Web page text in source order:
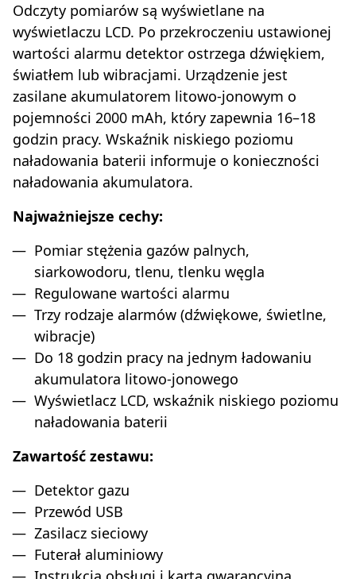
Odczyty pomiarów są wyświetlane na
wyświetlaczu LCD. Po przekroczeniu ustawionej
wartości alarmu detektor ostrzega dźwiękiem,
światłem lub wibracjami. Urządzenie jest
zasilane akumulatorem litowo-jonowym o
pojemności 2000 mAh, który zapewnia 16–18
godzin pracy. Wskaźnik niskiego poziomu
naładowania baterii informuje o konieczności
naładowania akumulatora.
Najważniejsze cechy:
Pomiar stężenia gazów palnych,
siarkowodoru, tlenu, tlenku węgla
Regulowane wartości alarmu
Trzy rodzaje alarmów (dźwiękowe, świetlne,
wibracje)
Do 18 godzin pracy na jednym ładowaniu
akumulatora litowo-jonowego
Wyświetlacz LCD, wskaźnik niskiego poziomu
naładowania baterii
Zawartość zestawu:
Detektor gazu
Przewód USB
Zasilacz sieciowy
Futerał aluminiowy